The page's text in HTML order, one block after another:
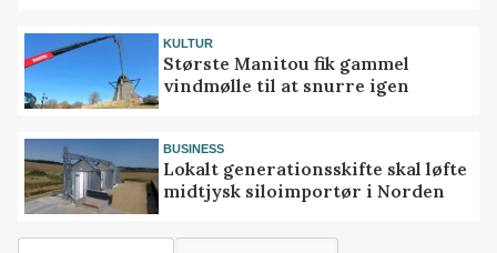
KULTUR
Største Manitou fik gammel
vindmølle til at snurre igen
BUSINESS
Lokalt generationsskifte skal løfte
midtjysk siloimportør i Norden